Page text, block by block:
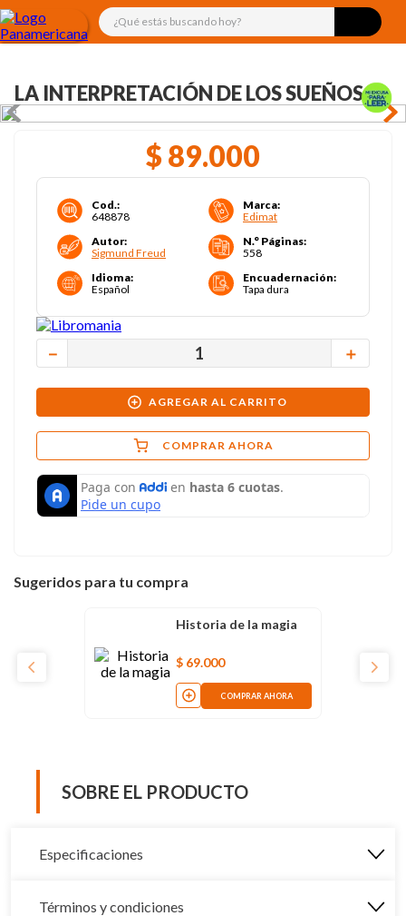
¿Qué estás buscando hoy?
LA INTERPRETACIÓN DE LOS SUEÑOS
$ 89.000
Cod.:
648878
Marca:
Edimat
Autor:
Sigmund Freud
N.° Páginas:
558
Idioma:
Español
Encuadernación:
Tapa dura
＋
－
AGREGAR AL CARRITO
COMPRAR AHORA
Sugeridos para tu compra
Historia de la magia
$ 69.000
COMPRAR AHORA
SOBRE EL PRODUCTO
Especificaciones
Términos y condiciones